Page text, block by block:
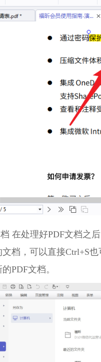
在处理好PDF文档之
档，可以直接Ctrl+S
PDF文档。